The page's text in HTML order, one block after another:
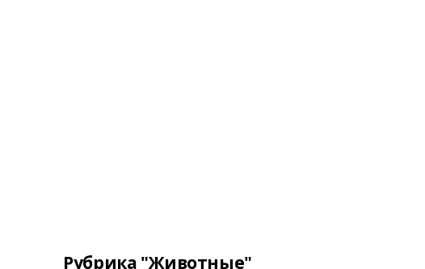
Рубрика "Животные"